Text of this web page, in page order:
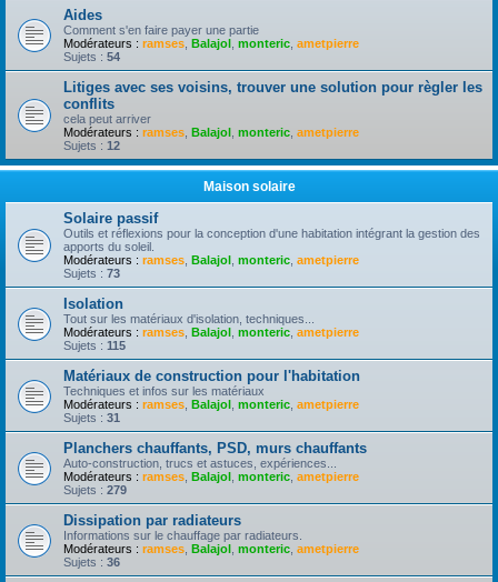
Aides
Comment s'en faire payer une partie
Modérateurs : ramses Balajol monteric ametpierre
Sujets : 54
Litiges avec ses voisins, trouver une solution pour règler les
conflits
cela peut arriver
Modérateurs : ramses Balajol monteric ametpierre
Sujets : 12
Maison solaire
Solaire passif
Outils et réflexions pour la conception d'une habitation intégrant la gestion des
apports du soleil.
Modérateurs : ramses Balajol monteric ametpierre
Sujets : 73
Isolation
Tout sur les matériaux d'isolation, techniques...
Modérateurs : ramses Balajol monteric ametpierre
Sujets : 115
Matériaux de construction pour l'habitation
Techniques et infos sur les matériaux
Modérateurs : ramses Balajol monteric ametpierre
Sujets : 31
Planchers chauffants, PSD, murs chauffants
Auto-construction, trucs et astuces, expériences...
Modérateurs : ramses Balajol monteric ametpierre
Sujets : 279
Dissipation par radiateurs
Informations sur le chauffage par radiateurs.
Modérateurs : ramses Balajol monteric ametpierre
Sujets : 36